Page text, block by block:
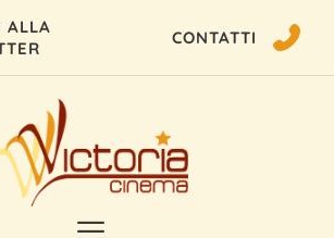
ALLA
CONTATTI